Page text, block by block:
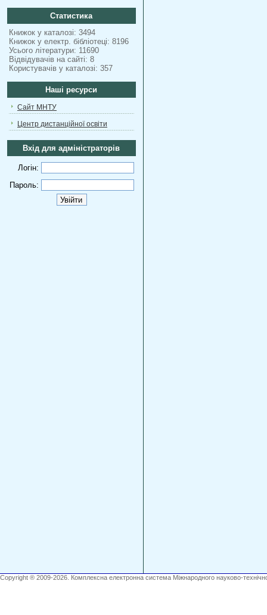
Статистика
Книжок у каталозі: 3494
Книжок у електр. бібліотеці: 8196
Усього літератури: 11690
Відвідувачів на сайті: 8
Користувачів у каталозі: 357
Наші ресурси
Сайт МНТУ
Центр дистанційної освіти
Вхід для адміністраторів
Логін:
Пароль:
Copyright ® 2009-2026. Комплексна електронна система Міжнародного науково-